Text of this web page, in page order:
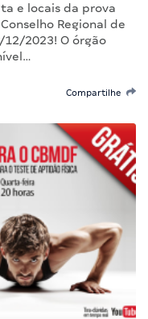
e locais da prova
Regional de
12/2023! O órgão
Compartilhe